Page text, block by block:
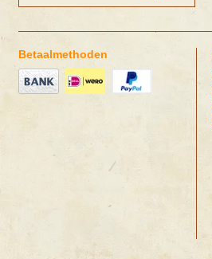
Betaalmethoden